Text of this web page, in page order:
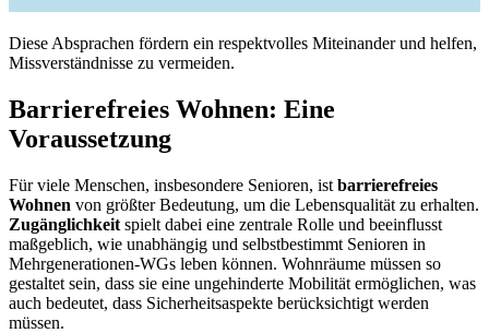
Diese Absprachen fördern ein respektvolles Miteinander und helfen,
Missverständnisse zu vermeiden.
Barrierefreies Wohnen: Eine
Voraussetzung
Für viele Menschen, insbesondere Senioren, ist barrierefreies
Wohnen von größter Bedeutung, um die Lebensqualität zu erhalten.
Zugänglichkeit spielt dabei eine zentrale Rolle und beeinflusst
maßgeblich, wie unabhängig und selbstbestimmt Senioren in
Mehrgenerationen-WGs leben können. Wohnräume müssen so
gestaltet sein, dass sie eine ungehinderte Mobilität ermöglichen, was
auch bedeutet, dass Sicherheitsaspekte berücksichtigt werden
müssen.